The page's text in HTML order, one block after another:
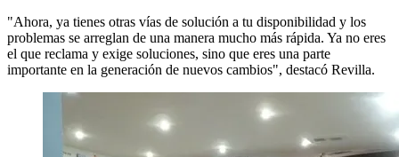
"Ahora, ya tienes otras vías de solución a tu disponibilidad y los
problemas se arreglan de una manera mucho más rápida. Ya no eres
el que reclama y exige soluciones, sino que eres una parte
importante en la generación de nuevos cambios", destacó Revilla.